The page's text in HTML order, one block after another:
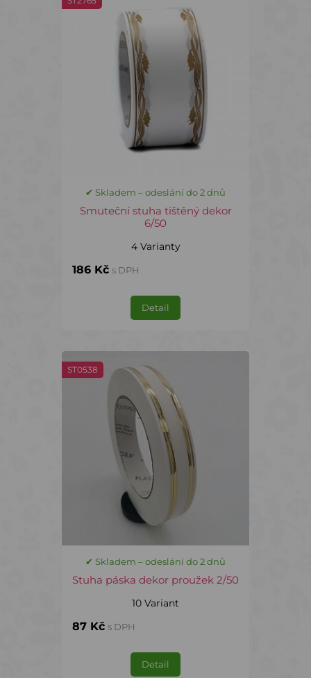
✔ Skladem – odeslání do 2 dnů
Smuteční stuha tištěný dekor
6/50
4 Varianty
186 Kč s DPH
Detail
ST0538
✔ Skladem – odeslání do 2 dnů
Stuha páska dekor proužek 2/50
10 Variant
87 Kč s DPH
Detail